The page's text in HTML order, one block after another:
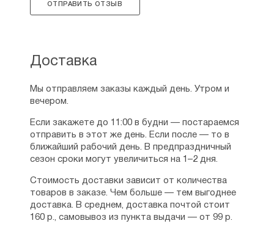
ОТПРАВИТЬ ОТЗЫВ
Доставка
Мы отправляем заказы каждый день. Утром и
вечером.
Если закажете до 11:00 в будни — постараемся
отправить в этот же день. Если после — то в
ближайший рабочий день. В предпраздничный
сезон сроки могут увеличиться на 1–2 дня.
Стоимость доставки зависит от количества
товаров в заказе. Чем больше — тем выгоднее
доставка. В среднем, доставка почтой стоит
160 р., самовывоз из пункта выдачи — от 99 р.